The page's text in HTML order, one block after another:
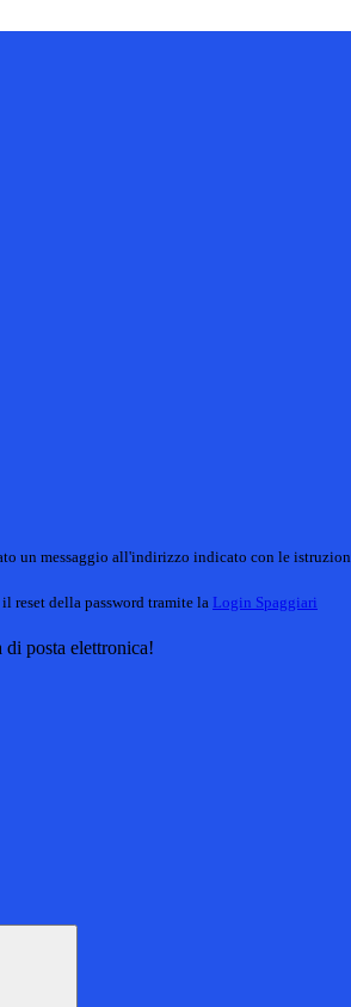
un messaggio all'indirizzo indicato con le
reset della password tramite la Login Spaggiari
posta elettronica!